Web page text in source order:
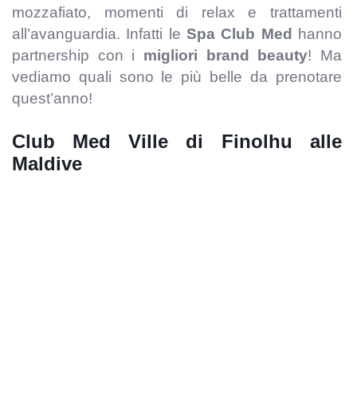
mozzafiato, momenti di relax e trattamenti
all’avanguardia. Infatti le Spa Club Med
hanno
partnership con i migliori brand beauty! Ma
vediamo quali sono le più belle da prenotare
quest’anno!
Club Med Ville di Finolhu alle
Maldive